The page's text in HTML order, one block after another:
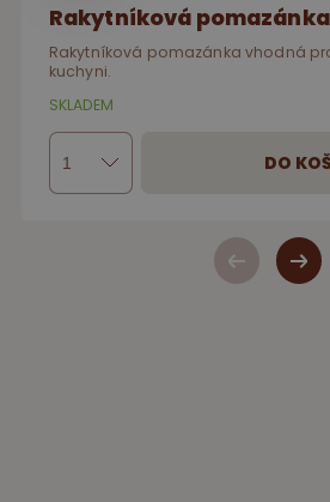
Rakytníková pomazánka
Rakytníková pomazánka vhodná
kuchyni.
SKLADEM
DO